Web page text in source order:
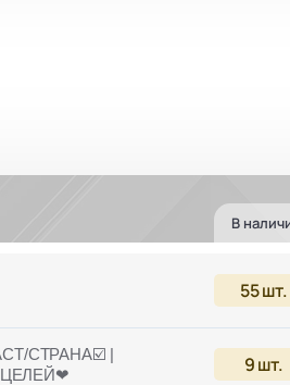
В
55шт.
СТРАНА☑️ |
ЦЕЛЕЙ❤
9шт.